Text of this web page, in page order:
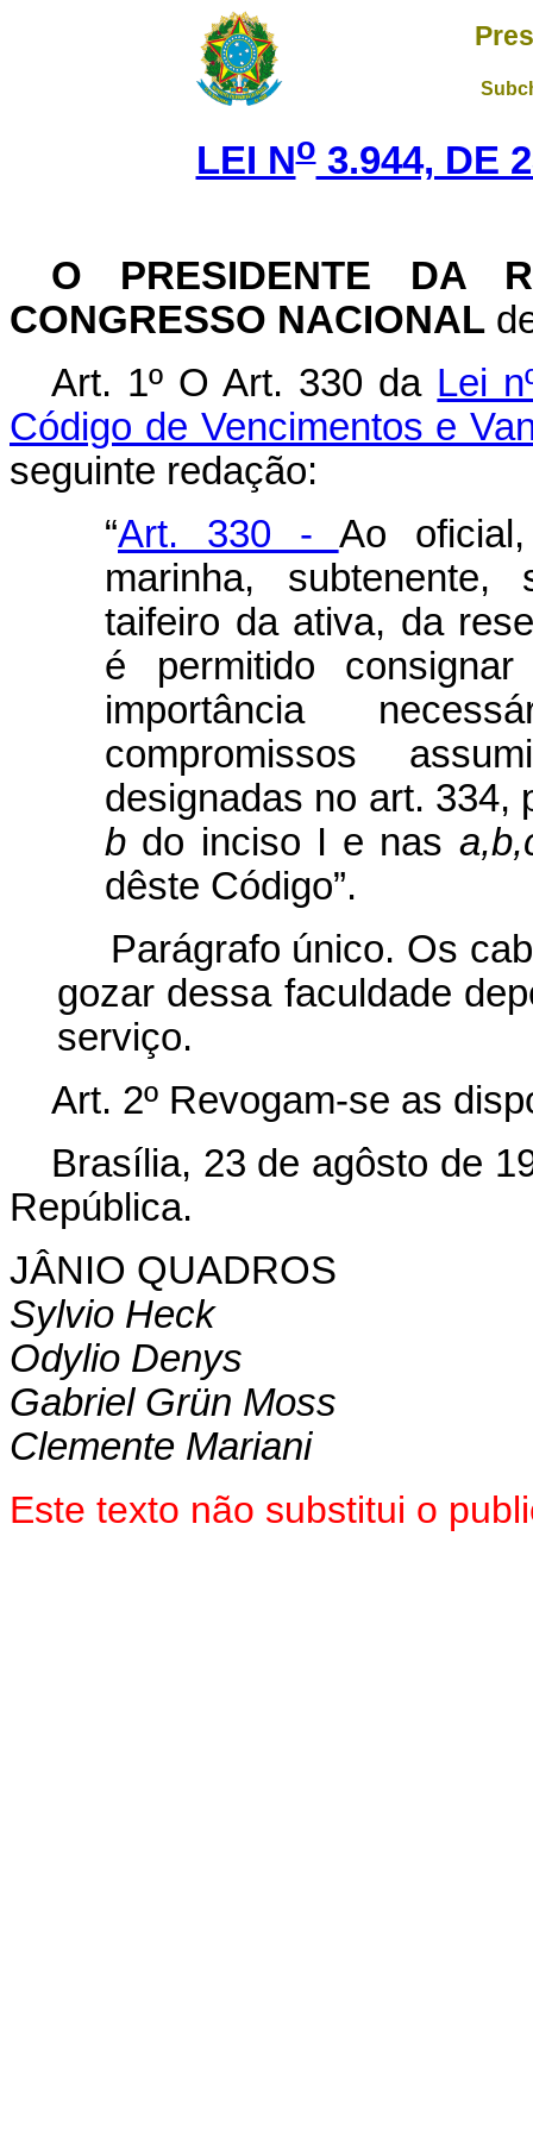
LEI No3.944, DE
O PRESIDENTE DA
CONGRESSO NACIONAL
Art. 1º O Art. 330 da Lei
Código de Vencimentos e
seguinte redação:
“Art. 330 - Ao
marinha,
taifeiro da ativa, da
é permitido
importância
compromissos
designadas no art. 334,
b do inciso I e nas
dêste Código”.
Parágrafo único. Os
gozar dessa faculdade
serviço.
Art. 2º Revogam-se as
Brasília, 23 de agôsto de
República.
JÂNIO QUADROS
Sylvio Heck
Odylio Denys
Gabriel Grün Moss
Clemente Mariani
Este texto não substitui o